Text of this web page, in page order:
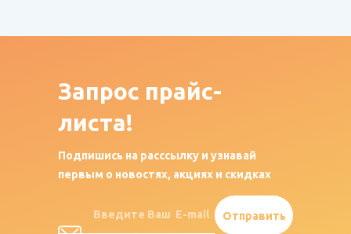
Запрос прайс-
листа!
Подпишись на расссылку и узнавай
первым о новостях, акциях и скидках